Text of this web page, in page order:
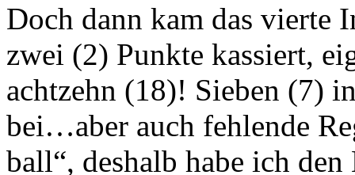
Doch dann kam das vierte
zwei (2) Punkte kassiert,
achtzehn (18)! Sieben (7)
bei…aber auch fehlende
ball“, deshalb habe ich